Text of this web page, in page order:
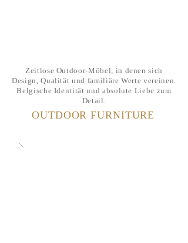
Zeitlose Outdoor-Möbel, in denen sich
Design, Qualität und familiäre Werte vereinen.
Belgische Identität und absolute Liebe zum
Detail.
OUTDOOR FURNITURE